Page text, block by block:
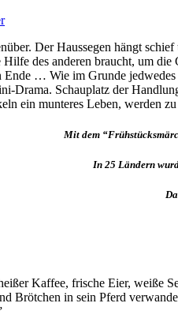
Der Haussegen hängt
des anderen braucht, um
… Wie im Grunde
Drama. Schauplatz der
ein munteres Leben, werden
Mit dem
In 25 Ländern
Kaffee, frische Eier, weiße
Brötchen in sein Pferd